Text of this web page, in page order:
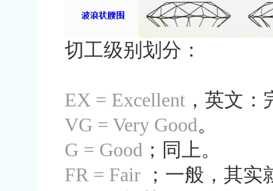
切工级别划分：
EX = Excellent，英文：
VG = Very Good。
G = Good ；同上。
FR = Fair
；一般，其